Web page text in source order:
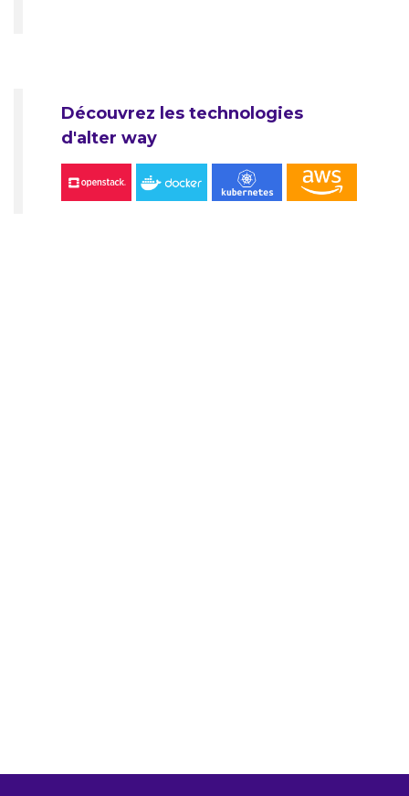
Découvrez les technologies
d'alter way